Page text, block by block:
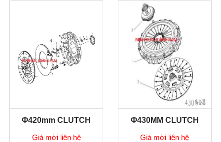
Φ420mm CLUTCH
Giá mời liên hệ
Φ430MM CLUTCH
Giá mời liên hệ